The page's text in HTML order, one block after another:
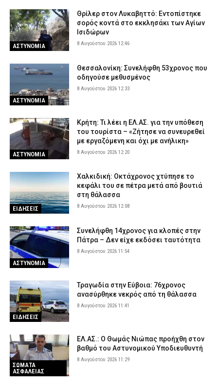
ΑΣΤΥΝΟΜΙΑ
Θρίλερ στον Λυκαβηττό: Εντοπίστηκε
σορός κοντά στο εκκλησάκι των Αγίων
Ισιδώρων
8 Αυγούστου 2026 12:46
ΑΣΤΥΝΟΜΙΑ
Θεσσαλονίκη: Συνελήφθη 53χρονος που
οδηγούσε μεθυσμένος
8 Αυγούστου 2026 12:33
ΑΣΤΥΝΟΜΙΑ
Κρήτη: Τι λέει η ΕΛ.ΑΣ. για την υπόθεση
του τουρίστα – «Ζήτησε να συνευρεθεί
με εργαζόμενη και όχι με ανήλικη»
8 Αυγούστου 2026 12:20
ΕΙΔΗΣΕΙΣ
Χαλκιδική: Οκτάχρονος χτύπησε το
κεφάλι του σε πέτρα μετά από βουτιά
στη θάλασσα
8 Αυγούστου 2026 12:08
ΑΣΤΥΝΟΜΙΑ
Συνελήφθη 14χρονος για κλοπές στην
Πάτρα – Δεν είχε εκδόσει ταυτότητα
8 Αυγούστου 2026 11:54
ΕΙΔΗΣΕΙΣ
Τραγωδία στην Εύβοια: 76χρονος
ανασύρθηκε νεκρός από τη θάλασσα
8 Αυγούστου 2026 11:41
ΣΩΜΑΤΑ
ΑΣΦΑΛΕΙΑΣ
ΕΛ.ΑΣ.: Ο Θωμάς Νιώπας προήχθη στον
βαθμό του Αστυνομικού Υποδιευθυντή
8 Αυγούστου 2026 11:29